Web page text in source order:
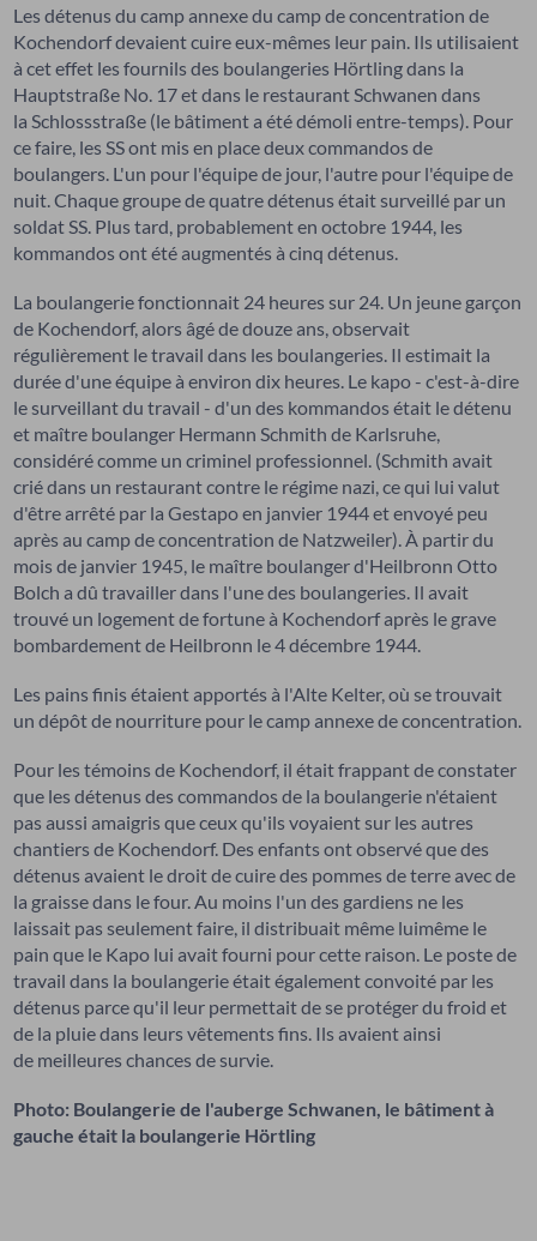
Les détenus du camp annexe du camp de concentration de
Kochendorf devaient cuire eux-mêmes leur pain. Ils utilisaient
à cet effet les fournils des boulangeries Hörtling dans la
Hauptstraße No. 17 et dans le restaurant Schwanen dans
la Schlossstraße (le bâtiment a été démoli entre-temps). Pour
ce faire, les SS ont mis en place deux commandos de
boulangers. L'un pour l'équipe de jour, l'autre pour l'équipe de
nuit. Chaque groupe de quatre détenus était surveillé par un
soldat SS. Plus tard, probablement en octobre 1944, les
kommandos ont été augmentés à cinq détenus.
La boulangerie fonctionnait 24 heures sur 24. Un jeune garçon
de Kochendorf, alors âgé de douze ans, observait
régulièrement le travail dans les boulangeries. Il estimait la
durée d'une équipe à environ dix heures. Le kapo - c'est-à-dire
le surveillant du travail - d'un des kommandos était le détenu
et maître boulanger Hermann Schmith de Karlsruhe,
considéré comme un criminel professionnel. (Schmith avait
crié dans un restaurant contre le régime nazi, ce qui lui valut
d'être arrêté par la Gestapo en janvier 1944 et envoyé peu
après au camp de concentration de Natzweiler). À partir du
mois de janvier 1945, le maître boulanger d'Heilbronn Otto
Bolch a dû travailler dans l'une des boulangeries. Il avait
trouvé un logement de fortune à Kochendorf après le grave
bombardement de Heilbronn le 4 décembre 1944.
Les pains finis étaient apportés à l'Alte Kelter, où se trouvait
un dépôt de nourriture pour le camp annexe de concentration.
Pour les témoins de Kochendorf, il était frappant de constater
que les détenus des commandos de la boulangerie n'étaient
pas aussi amaigris que ceux qu'ils voyaient sur les autres
chantiers de Kochendorf. Des enfants ont observé que des
détenus avaient le droit de cuire des pommes de terre avec de
la graisse dans le four. Au moins l'un des gardiens ne les
laissait pas seulement faire, il distribuait même luimême le
pain que le Kapo lui avait fourni pour cette raison. Le poste de
travail dans la boulangerie était également convoité par les
détenus parce qu'il leur permettait de se protéger du froid et
de la pluie dans leurs vêtements fins. Ils avaient ainsi
de meilleures chances de survie.
Photo: Boulangerie de l'auberge Schwanen, le bâtiment à
gauche était la boulangerie Hörtling